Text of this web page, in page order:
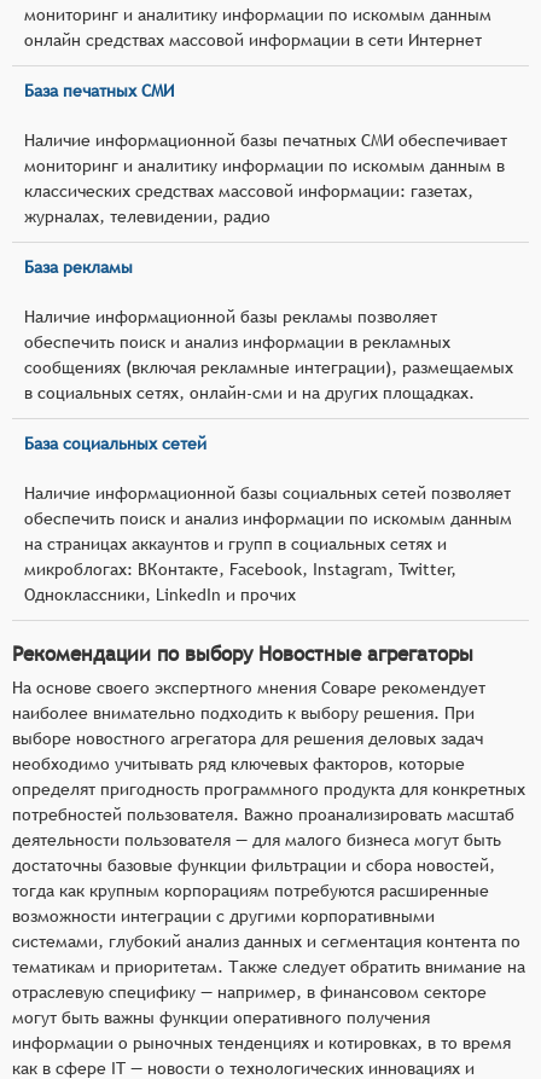
мониторинг и аналитику информации по искомым данным
онлайн средствах массовой информации в сети Интернет
База печатных СМИ
Наличие информационной базы печатных СМИ обеспечивает
мониторинг и аналитику информации по искомым данным в
классических средствах массовой информации: газетах,
журналах, телевидении, радио
База рекламы
Наличие информационной базы рекламы позволяет
обеспечить поиск и анализ информации в рекламных
сообщениях (включая рекламные интеграции), размещаемых
в социальных сетях, онлайн-сми и на других площадках.
База социальных сетей
Наличие информационной базы социальных сетей позволяет
обеспечить поиск и анализ информации по искомым данным
на страницах аккаунтов и групп в социальных сетях и
микроблогах: ВКонтакте, Facebook, Instagram, Twitter,
Одноклассники, LinkedIn и прочих
Рекомендации по выбору Новостные агрегаторы
На основе своего экспертного мнения Соваре рекомендует
наиболее внимательно подходить к выбору решения. При
выборе новостного агрегатора для решения деловых задач
необходимо учитывать ряд ключевых факторов, которые
определят пригодность программного продукта для конкретных
потребностей пользователя. Важно проанализировать масштаб
деятельности пользователя — для малого бизнеса могут быть
достаточны базовые функции фильтрации и сбора новостей,
тогда как крупным корпорациям потребуются расширенные
возможности интеграции с другими корпоративными
системами, глубокий анализ данных и сегментация контента по
тематикам и приоритетам. Также следует обратить внимание на
отраслевую специфику — например, в финансовом секторе
могут быть важны функции оперативного получения
информации о рыночных тенденциях и котировках, в то время
как в сфере IT — новости о технологических инновациях и